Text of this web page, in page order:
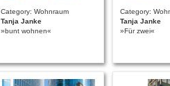
Category: Wohnraum
Tanja Janke
»bunt wohnen«
Category:
Tanja Janke
»Für zwei«